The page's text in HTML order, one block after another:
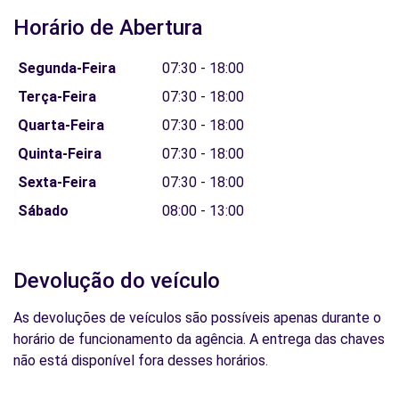
Horário de Abertura
Segunda-Feira
07:30 - 18:00
Terça-Feira
07:30 - 18:00
Quarta-Feira
07:30 - 18:00
Quinta-Feira
07:30 - 18:00
Sexta-Feira
07:30 - 18:00
Sábado
08:00 - 13:00
Devolução do veículo
As devoluções de veículos são possíveis apenas durante o
horário de funcionamento da agência. A entrega das chaves
não está disponível fora desses horários.